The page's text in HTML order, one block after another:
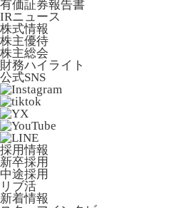
有価証券報告書
IRニュース
株式情報
株主優待
株主総会
財務ハイライト
公式SNS
採用情報
新卒採用
中途採用
リブ活
新着情報